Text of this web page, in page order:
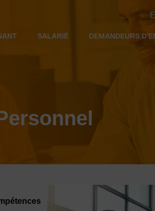
SALARIÉ DEMANDEURS